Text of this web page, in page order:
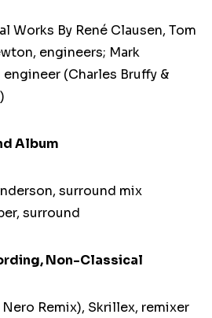
Works By René Clausen, Tom
engineers; Mark
(Charles Bruffy &
Album
surround mix
surround
Non-Classical
Remix), Skrillex, remixer